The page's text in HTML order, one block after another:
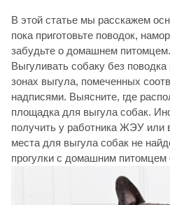
В этой статье мы расскажем
пока приготовьте поводок,
забудьте о домашнем питомцем.
Выгуливать собаку без
зонах выгула, помеченных
надписями. Выясните, где
площадка для выгула собак.
получить у работника ЖЭУ или
места для выгула собак не
прогулки с домашним питомцем